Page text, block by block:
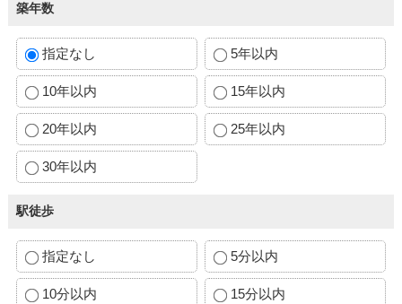
築年数
指定なし 5年以内
10年以内 15年以内
20年以内 25年以内
30年以内
駅徒歩
指定なし 5分以内
10分以内 15分以内